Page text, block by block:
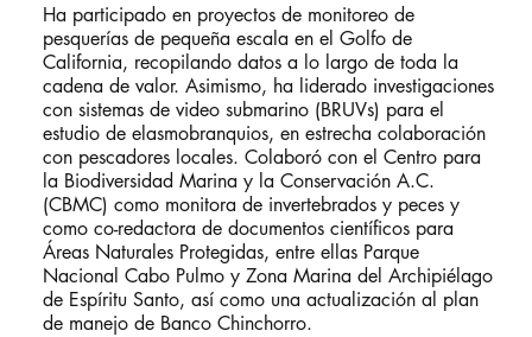
Ha participado en proyectos de monitoreo de
pesquerías de pequeña escala en el Golfo de
California, recopilando datos a lo largo de toda la
cadena de valor. Asimismo, ha liderado investigaciones
con sistemas de video submarino (BRUVs) para el
estudio de elasmobranquios, en estrecha colaboración
con pescadores locales. Colaboró con el Centro para
la Biodiversidad Marina y la Conservación A.C.
(CBMC) como monitora de invertebrados y peces y
como co-redactora de documentos científicos para
Áreas Naturales Protegidas, entre ellas Parque
Nacional Cabo Pulmo y Zona Marina del Archipiélago
de Espíritu Santo, así como una actualización al plan
de manejo de Banco Chinchorro.